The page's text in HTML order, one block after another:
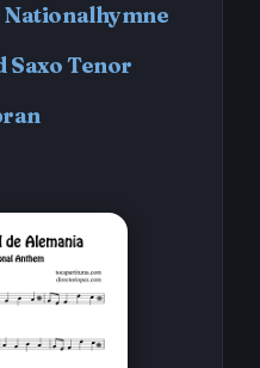
Nationalhymne
Saxo Tenor